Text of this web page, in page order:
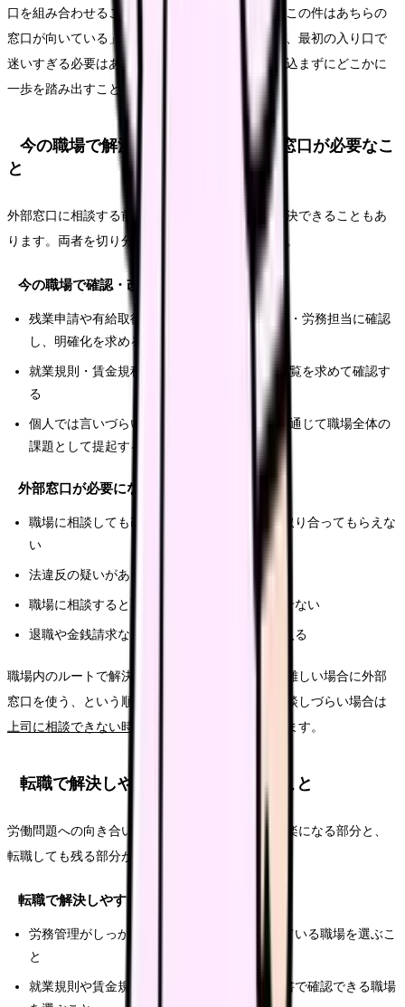
口を組み合わせることもできます。相談の中で「この件はあちらの
窓口が向いている」と案内されることもあるため、最初の入り口で
迷いすぎる必要はありません。大切なのは、抱え込まずにどこかに
一歩を踏み出すことです。
今の職場で解決できることと、外部窓口が必要なこ
と
外部窓口に相談する前に、今の職場のルートで解決できることもあ
ります。両者を切り分けると動きやすくなります。
今の職場で確認・改善できること
残業申請や有給取得のルールが不明確 → 上司・労務担当に確認
し、明確化を求める
就業規則・賃金規程の内容が分からない → 閲覧を求めて確認す
る
個人では言いづらい → 労働組合・職員代表を通じて職場全体の
課題として提起する
外部窓口が必要になりやすいこと
職場に相談しても改善されない、相談しても取り合ってもらえな
い
法違反の疑いがあり、是正を求めたい
職場に相談すると不利益を受けそうで言い出せない
退職や金銭請求など、法的な手続きが視野に入る
職場内のルートで解決を試みたうえで、それでも難しい場合に外部
窓口を使う、という順序が現実的です。上司に相談しづらい場合は
上司に相談できない時の整理の仕方
も参考になります。
転職で解決しやすいこと・しにくいこと
労働問題への向き合い方は、職場を変えることで楽になる部分と、
転職しても残る部分があります。
転職で解決しやすいこと
労務管理がしっかりし、相談窓口が整備されている職場を選ぶこ
と
就業規則や賃金規程が明確で、労働条件が文書で確認できる職場